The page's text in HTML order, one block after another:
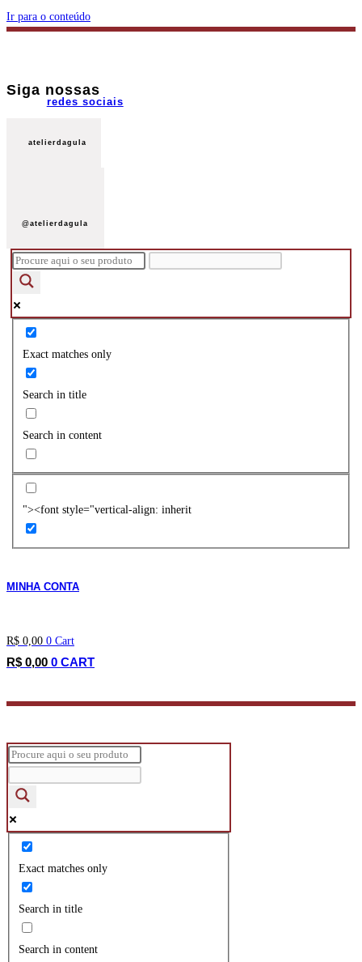
Ir para o conteúdo
Siga nossas
redes sociais
atelierdagula
@atelierdagula
Exact matches only
Search in title
Search in content
"><font style="vertical-align: inherit
MINHA CONTA
R$ 0,00 0 Cart
R$ 0,00 0 CART
Exact matches only
Search in title
Search in content